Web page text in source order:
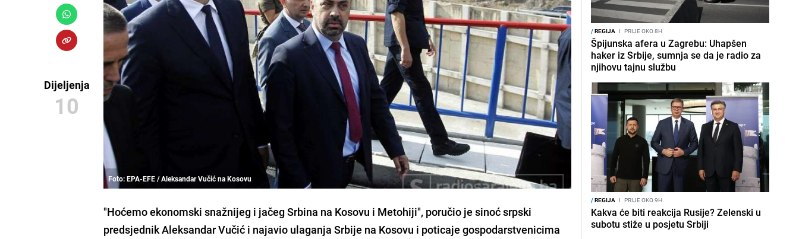
Dijeljenja
10
Foto: EPA-EFE / Aleksandar Vučić na Kosovu
"Hoćemo ekonomski snažnijeg i jačeg Srbina na Kosovu i Metohiji", poručio je sinoć srpski
predsjednikAleksandar Vučić i najavio ulaganja Srbije na Kosovu i poticaje gospodarstvenicima
/REGIJA I PRIJE OKO 8H
Špijunska afera u Zagrebu: Uhapšen
haker iz Srbije, sumnja se da je radio za
njihovu tajnu službu
/REGIJA I PRIJE OKO 9H
Kakva će biti reakcija Rusije? Zelenski u
subotu stiže u posjetu Srbiji